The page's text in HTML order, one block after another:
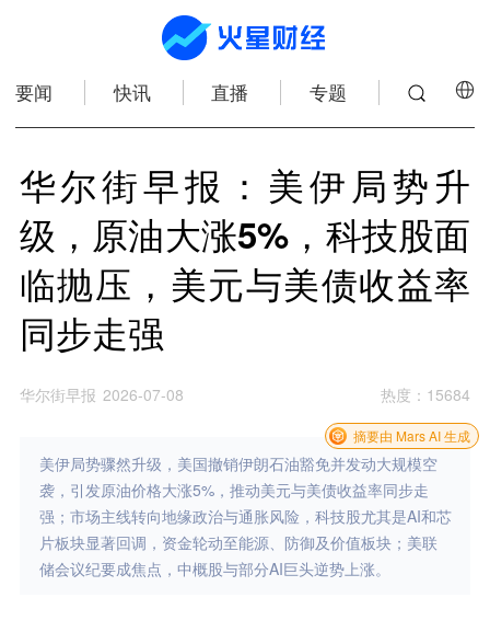
要闻 快讯 直播 专题
华尔街早报：美伊局势升
级，原油大涨5%，科技股面
临抛压，美元与美债收益率
同步走强
华尔街早报 2026-07-08 热度 ： 15684
美伊局势骤然升级，美国撤销伊朗石油豁免并发动大规模空
袭，引发原油价格大涨5%，推动美元与美债收益率同步走
强；市场主线转向地缘政治与通胀风险，科技股尤其是AI和芯
片板块显著回调，资金轮动至能源、防御及价值板块；美联
储会议纪要成焦点，中概股与部分AI巨头逆势上涨。
摘要由 Mars AI 生成